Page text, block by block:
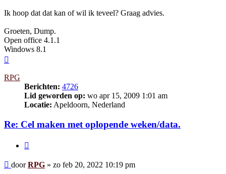
Ik hoop dat dat kan of wil ik teveel? Graag advies.
Groeten, Dump.
Open office 4.1.1
Windows 8.1
RPG
Berichten: 4726
Lid geworden op: wo apr 15, 2009 1:01 am
Locatie: Apeldoorn, Nederland
Re: Cel maken met oplopende weken/data.
Bericht
doorRPG » zo feb 20, 2022 10:19 pm